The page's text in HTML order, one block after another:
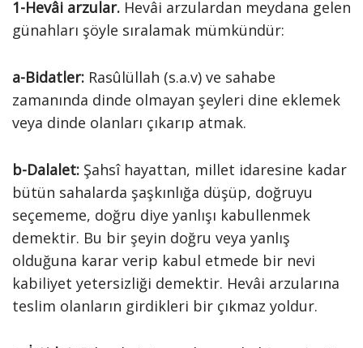
1-Hevâi arzular. Hevâi arzulardan meydana gelen
günahları şöyle sıralamak mümkündür:
a-Bidatler: Rasûlüllah (s.a.v) ve sahabe
zamanında dinde olmayan şeyleri dine eklemek
veya dinde olanları çıkarıp atmak.
b-Dalalet: Şahsî hayattan, millet idaresine kadar
bütün sahalarda şaşkınlığa düşüp, doğruyu
seçememe, doğru diye yanlışı kabullenmek
demektir. Bu bir şeyin doğru veya yanlış
olduğuna karar verip kabul etmede bir nevi
kabiliyet yetersizliği demektir. Hevâi arzularına
teslim olanların girdikleri bir çıkmaz yoldur.